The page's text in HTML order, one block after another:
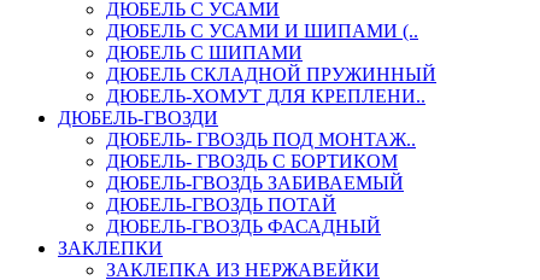
ДЮБЕЛЬ С УСАМИ
ДЮБЕЛЬ С УСАМИ И ШИПАМИ (..
ДЮБЕЛЬ С ШИПАМИ
ДЮБЕЛЬ СКЛАДНОЙ ПРУЖИННЫЙ
ДЮБЕЛЬ-ХОМУТ ДЛЯ КРЕПЛЕНИ..
ДЮБЕЛЬ-ГВОЗДИ
ДЮБЕЛЬ- ГВОЗДЬ ПОД МОНТАЖ..
ДЮБЕЛЬ- ГВОЗДЬ С БОРТИКОМ
ДЮБЕЛЬ-ГВОЗДЬ ЗАБИВАЕМЫЙ
ДЮБЕЛЬ-ГВОЗДЬ ПОТАЙ
ДЮБЕЛЬ-ГВОЗДЬ ФАСАДНЫЙ
ЗАКЛЕПКИ
ЗАКЛЕПКА ИЗ НЕРЖАВЕЙКИ